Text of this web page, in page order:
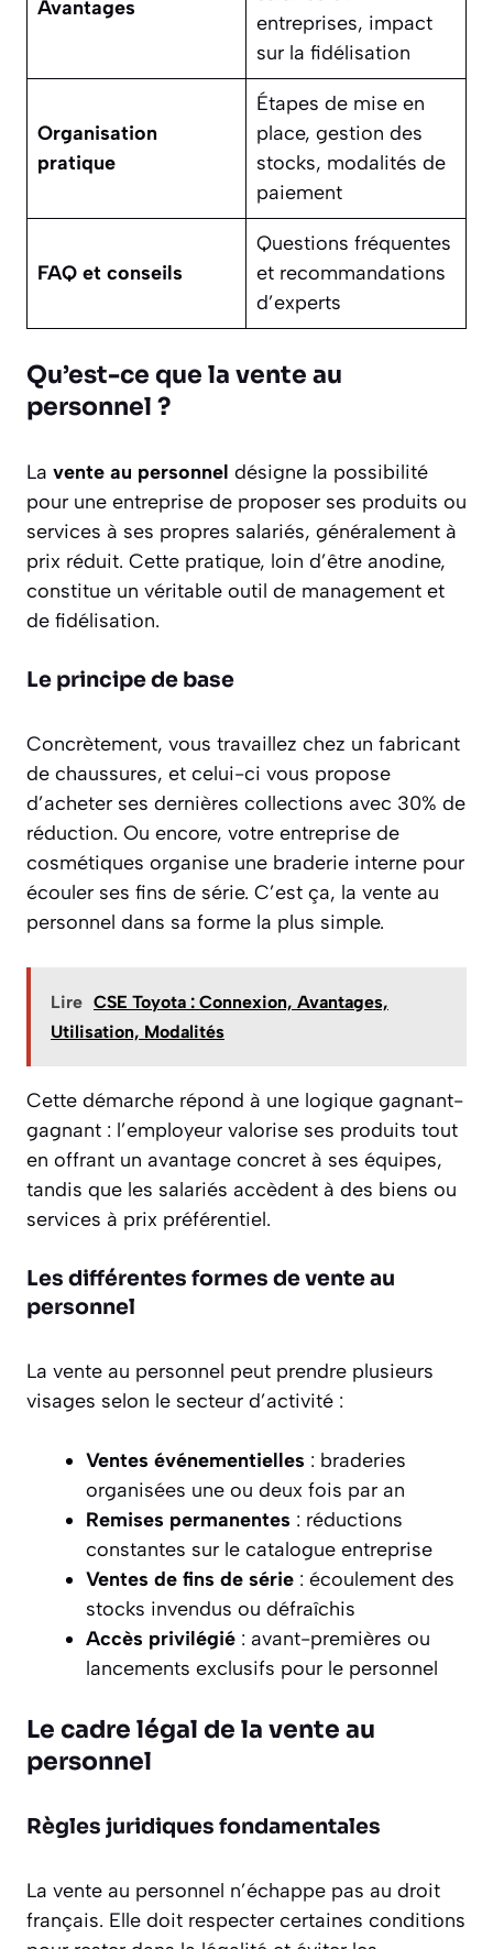
Avantages
entreprises, impact
sur la fidélisation
Organisation
pratique
Étapes de mise en
place, gestion des
stocks, modalités de
paiement
FAQ et conseils
Questions fréquentes
et recommandations
d’experts
Qu’est-ce que la vente au
personnel ?
La vente au personnel désigne la possibilité
pour une entreprise de proposer ses produits ou
services à ses propres salariés, généralement à
prix réduit. Cette pratique, loin d’être anodine,
constitue un véritable outil de management et
de fidélisation.
Le principe de base
Concrètement, vous travaillez chez un fabricant
de chaussures, et celui-ci vous propose
d’acheter ses dernières collections avec 30% de
réduction. Ou encore, votre entreprise de
cosmétiques organise une braderie interne pour
écouler ses fins de série. C’est ça, la vente au
personnel dans sa forme la plus simple.
Lire CSE Toyota : Connexion, Avantages,
Utilisation, Modalités
Cette démarche répond à une logique gagnant-
gagnant : l’employeur valorise ses produits tout
en offrant un avantage concret à ses équipes,
tandis que les salariés accèdent à des biens ou
services à prix préférentiel.
Les différentes formes de vente au
personnel
La vente au personnel peut prendre plusieurs
visages selon le secteur d’activité :
Ventes événementielles : braderies
organisées une ou deux fois par an
Remises permanentes : réductions
constantes sur le catalogue entreprise
Ventes de fins de série : écoulement des
stocks invendus ou défraîchis
Accès privilégié : avant-premières ou
lancements exclusifs pour le personnel
Le cadre légal de la vente au
personnel
Règles juridiques fondamentales
La vente au personnel n’échappe pas au droit
français. Elle doit respecter certaines conditions